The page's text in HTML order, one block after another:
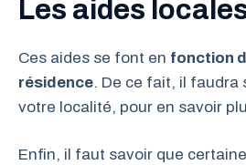
Les aides
Ces aides se font en fonction
résidence. De ce fait, il faudra
votre localité, pour en savoir
Enfin, il faut savoir que